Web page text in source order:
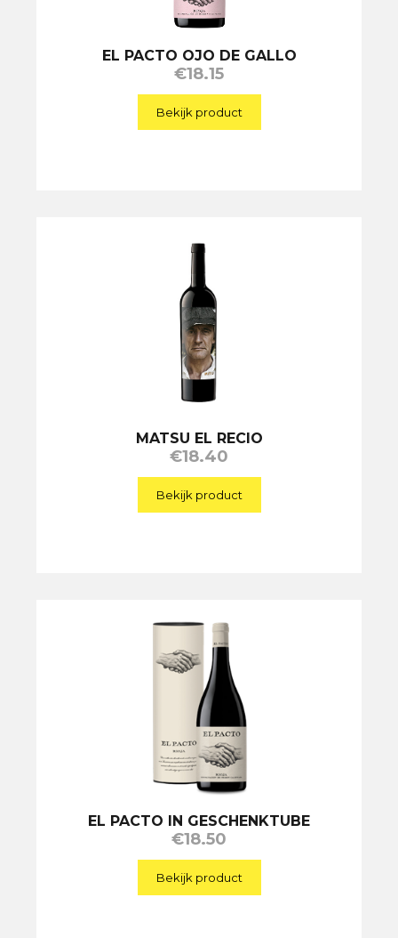
EL PACTO OJO DE GALLO
€18.15
Bekijk product
MATSU EL RECIO
€18.40
Bekijk product
EL PACTO IN GESCHENKTUBE
€18.50
Bekijk product